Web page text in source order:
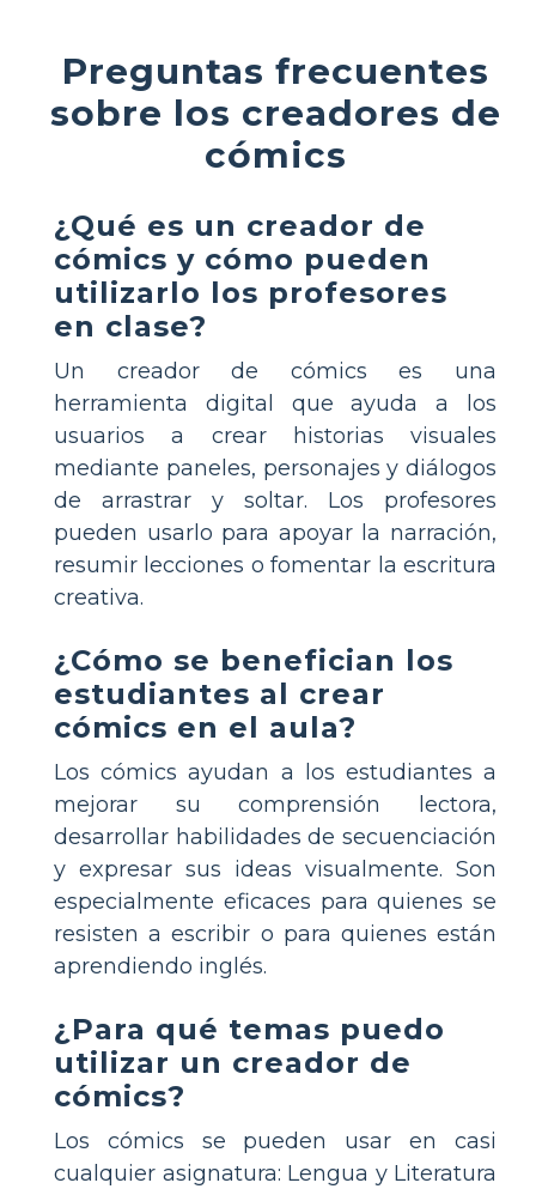
Preguntas frecuentes
sobre los creadores de
cómics
¿Qué es un creador de
cómics y cómo pueden
utilizarlo los profesores
en clase?
Un creador de cómics es una
herramienta digital que ayuda a los
usuarios a crear historias visuales
mediante paneles, personajes y diálogos
de arrastrar y soltar. Los profesores
pueden usarlo para apoyar la narración,
resumir lecciones o fomentar la escritura
creativa.
¿Cómo se benefician los
estudiantes al crear
cómics en el aula?
Los cómics ayudan a los estudiantes a
mejorar su comprensión lectora,
desarrollar habilidades de secuenciación
y expresar sus ideas visualmente. Son
especialmente eficaces para quienes se
resisten a escribir o para quienes están
aprendiendo inglés.
¿Para qué temas puedo
utilizar un creador de
cómics?
Los cómics se pueden usar en casi
cualquier asignatura: Lengua y Literatura